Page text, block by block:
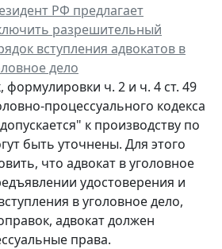
РФ предлагает
разрешительный
вступления адвокатов в
дело
формулировки ч. 2 и ч. 4 ст. 49
процессуального кодекса
к производству по
быть уточнены. Для этого
что адвокат в уголовное
удостоверения и
в уголовное дело,
адвокат должен
права.